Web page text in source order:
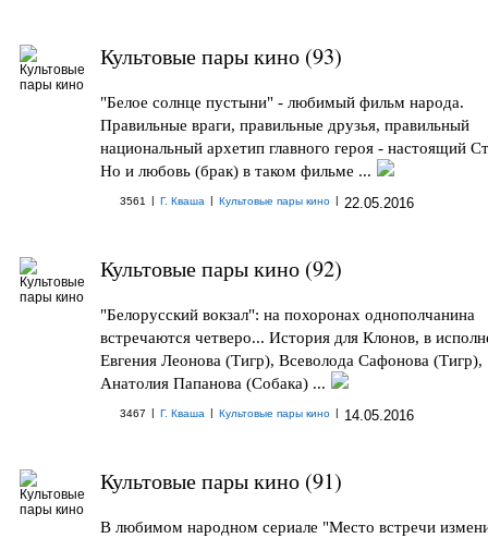
Культовые пары кино (93)
"Белое солнце пустыни" - любимый фильм народа.
Правильные враги, правильные друзья, правильный
национальный архетип главного героя - настоящий
Но и любовь (брак) в таком фильме ...
3561 | Г. Кваша | Культовые пары кино | 22.05.2016
Культовые пары кино (92)
"Белорусский вокзал": на похоронах однополчанина
встречаются четверо... История для Клонов, в
Евгения Леонова (Тигр), Всеволода Сафонова (Тигр),
Анатолия Папанова (Собака) ...
3467 | Г. Кваша | Культовые пары кино | 14.05.2016
Культовые пары кино (91)
В любимом народном сериале "Место встречи